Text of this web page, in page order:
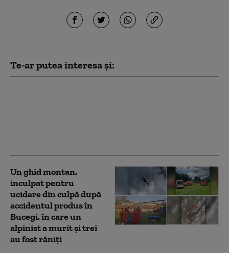
Te-ar putea interesa și:
Un ghid montan,
inculpat pentru
ucidere din culpă după
accidentul produs în
Bucegi, în care un
alpinist a murit şi trei
au fost răniți